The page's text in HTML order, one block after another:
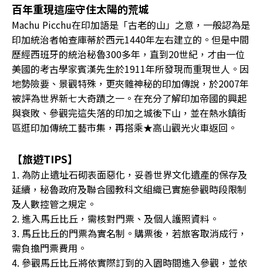
百年重現這座守住太陽的荒城
Machu Picchu在印加語是「古老的山」之意，一般認為是
印加統治者帕查庫蒂於西元1440年左右建立的。但是中間
歷經西班牙的統治秘魯300多年，直到20世紀，才由一位
美國的考古學家賓漢先生於1911年所發現而重現世人。因
地勢險要、景觀特殊，更夾雜神秘的印加傳說，於2007年
被評為世界新七大奇蹟之一。在充分了解印加帝國的興起
與衰敗、參觀完這失落的印加之城後下山，並在熱水鎮街
區逛印加傳統工藝市集，再搭乘★高山觀光火車返回。
【旅遊TIPS】
1. 為防止遺址石砌表面惡化，妥善世界文化遺產的保存及
延續，秘魯政府及聯合國教科文組織已實施參觀時段限制
及人數控管之規定。
2. 進入馬丘比丘，需核對門票、及個人護照資料。
3. 馬丘比丘的門票為實名制。購票後，若旅客取消成行，
需負擔門票費用。
4. 參觀馬丘比丘將依實際訂到的入園時間進入參觀，並依